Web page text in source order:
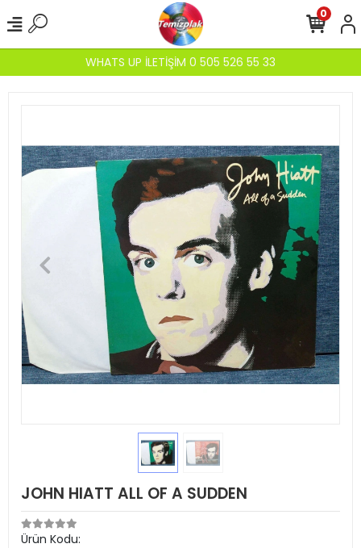
WHATS UP İLETİŞİM 0 505 526 55 33
0
JOHN HIATT ALL OF A SUDDEN
Ürün Kodu: